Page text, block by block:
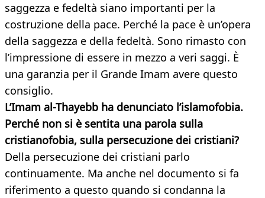
saggezza e fedeltà siano importanti per la
costruzione della pace. Perché la pace è un’opera
della saggezza e della fedeltà. Sono rimasto con
l’impressione di essere in mezzo a veri saggi. È
una garanzia per il Grande Imam avere questo
consiglio.
L’Imam al-Thayebb ha denunciato l’islamofobia.
Perché non si è sentita una parola sulla
cristianofobia, sulla persecuzione dei cristiani?
Della persecuzione dei cristiani parlo
continuamente. Ma anche nel documento si fa
riferimento a questo quando si condanna la